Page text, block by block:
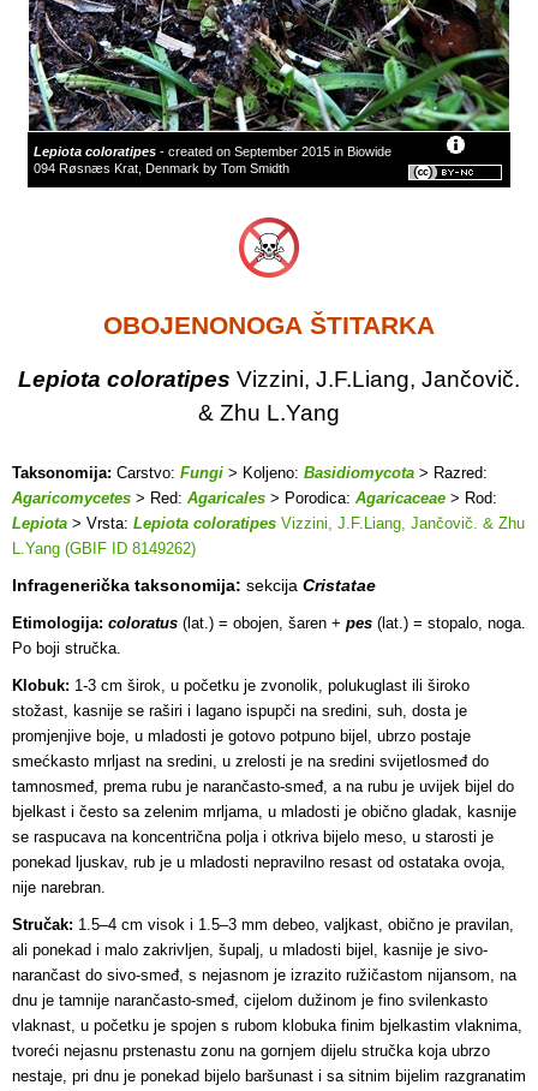
Lepiota coloratipes - created on September 2015 in Biowide
094 Røsnæs Krat, Denmark by Tom Smidth
OBOJENONOGA ŠTITARKA
Lepiota coloratipes Vizzini, J.F.Liang, Jančovič.
& Zhu L.Yang
Taksonomija: Carstvo: Fungi > Koljeno: Basidiomycota > Razred:
Agaricomycetes > Red: Agaricales > Porodica: Agaricaceae > Rod:
Lepiota > Vrsta: Lepiota coloratipes Vizzini, J.F.Liang, Jančovič. & Zhu
L.Yang (GBIF ID 8149262)
Infragenerička taksonomija: sekcija Cristatae
Etimologija: coloratus (lat.) = obojen, šaren + pes (lat.) = stopalo, noga.
Po boji stručka.
Klobuk: 1-3 cm širok, u početku je zvonolik, polukuglast ili široko
stožast, kasnije se raširi i lagano ispupči na sredini, suh, dosta je
promjenjive boje, u mladosti je gotovo potpuno bijel, ubrzo postaje
smećkasto mrljast na sredini, u zrelosti je na sredini svijetlosmeđ do
tamnosmeđ, prema rubu je narančasto-smeđ, a na rubu je uvijek bijel do
bjelkast i često sa zelenim mrljama, u mladosti je obično gladak, kasnije
se raspucava na koncentrična polja i otkriva bijelo meso, u starosti je
ponekad ljuskav, rub je u mladosti nepravilno resast od ostataka ovoja,
nije narebran.
Stručak: 1.5–4 cm visok i 1.5–3 mm debeo, valjkast, obično je pravilan,
ali ponekad i malo zakrivljen, šupalj, u mladosti bijel, kasnije je sivo-
narančast do sivo-smeđ, s nejasnom je izrazito ružičastom nijansom, na
dnu je tamnije narančasto-smeđ, cijelom dužinom je fino svilenkasto
vlaknast, u početku je spojen s rubom klobuka finim bjelkastim vlaknima,
tvoreći nejasnu prstenastu zonu na gornjem dijelu stručka koja ubrzo
nestaje, pri dnu je ponekad bijelo baršunast i sa sitnim bijelim razgranatim